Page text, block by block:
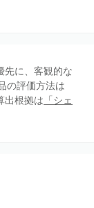
先に、客観的な
の評価方法は
出根拠は 「シェ